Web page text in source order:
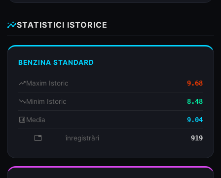
insightsSTATISTICI ISTORICE
BENZINA STANDARD
trending_upMaxim Istoric 9.68
trending_downMinim Istoric 8.48
analyticsMedia 9.04
database înregistrări 919